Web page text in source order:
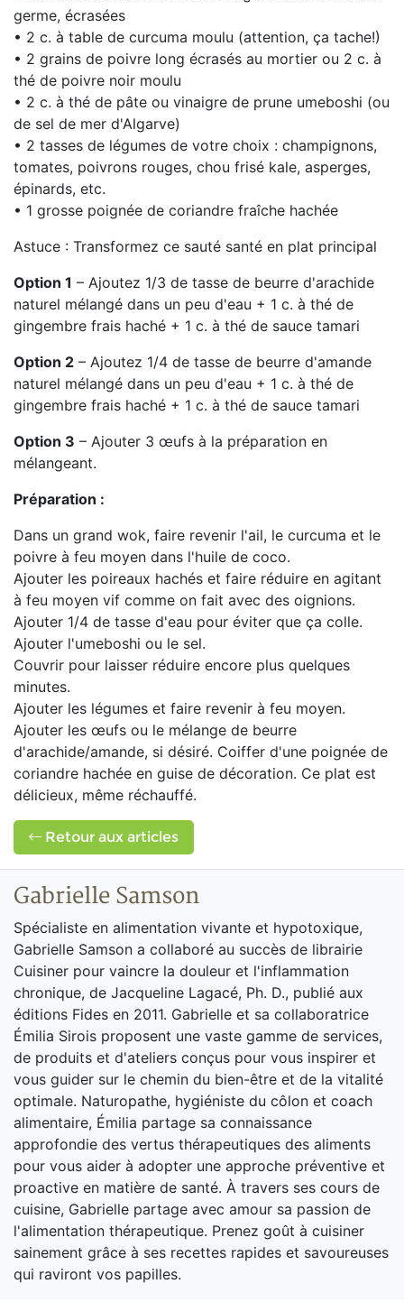
germe, écrasées
• 2 c. à table de curcuma moulu (attention, ça tache!)
• 2 grains de poivre long écrasés au mortier ou 2 c. à
thé de poivre noir moulu
• 2 c. à thé de pâte ou vinaigre de prune umeboshi (ou
de sel de mer d'Algarve)
• 2 tasses de légumes de votre choix : champignons,
tomates, poivrons rouges, chou frisé kale, asperges,
épinards, etc.
• 1 grosse poignée de coriandre fraîche hachée
Astuce : Transformez ce sauté santé en plat principal
Option 1 – Ajoutez 1/3 de tasse de beurre d'arachide
naturel mélangé dans un peu d'eau + 1 c. à thé de
gingembre frais haché + 1 c. à thé de sauce tamari
Option 2 – Ajoutez 1/4 de tasse de beurre d'amande
naturel mélangé dans un peu d'eau + 1 c. à thé de
gingembre frais haché + 1 c. à thé de sauce tamari
Option 3 – Ajouter 3 œufs à la préparation en
mélangeant.
Préparation :
Dans un grand wok, faire revenir l'ail, le curcuma et le
poivre à feu moyen dans l'huile de coco.
Ajouter les poireaux hachés et faire réduire en agitant
à feu moyen vif comme on fait avec des oignions.
Ajouter 1/4 de tasse d'eau pour éviter que ça colle.
Ajouter l'umeboshi ou le sel.
Couvrir pour laisser réduire encore plus quelques
minutes.
Ajouter les légumes et faire revenir à feu moyen.
Ajouter les œufs ou le mélange de beurre
d'arachide/amande, si désiré. Coiffer d'une poignée de
coriandre hachée en guise de décoration. Ce plat est
délicieux, même réchauffé.
Retour aux articles
Gabrielle Samson
Spécialiste en alimentation vivante et hypotoxique,
Gabrielle Samson a collaboré au succès de librairie
Cuisiner pour vaincre la douleur et l'inflammation
chronique, de Jacqueline Lagacé, Ph. D., publié aux
éditions Fides en 2011. Gabrielle et sa collaboratrice
Émilia Sirois proposent une vaste gamme de services,
de produits et d'ateliers conçus pour vous inspirer et
vous guider sur le chemin du bien-être et de la vitalité
optimale. Naturopathe, hygiéniste du côlon et coach
alimentaire, Émilia partage sa connaissance
approfondie des vertus thérapeutiques des aliments
pour vous aider à adopter une approche préventive et
proactive en matière de santé. À travers ses cours de
cuisine, Gabrielle partage avec amour sa passion de
l'alimentation thérapeutique. Prenez goût à cuisiner
sainement grâce à ses recettes rapides et savoureuses
qui raviront vos papilles.